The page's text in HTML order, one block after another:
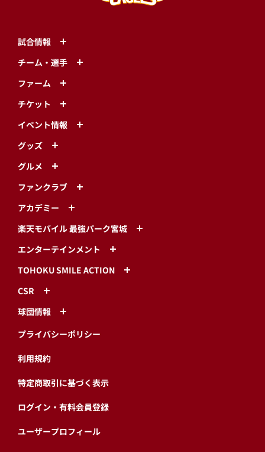
試合情報
チーム・選手
ファーム
チケット
イベント情報
グッズ
グルメ
ファンクラブ
アカデミー
楽天モバイル 最強パーク宮城
エンターテインメント
TOHOKU SMILE ACTION
CSR
球団情報
プライバシーポリシー
利用規約
特定商取引に基づく表示
ログイン・有料会員登録
ユーザープロフィール